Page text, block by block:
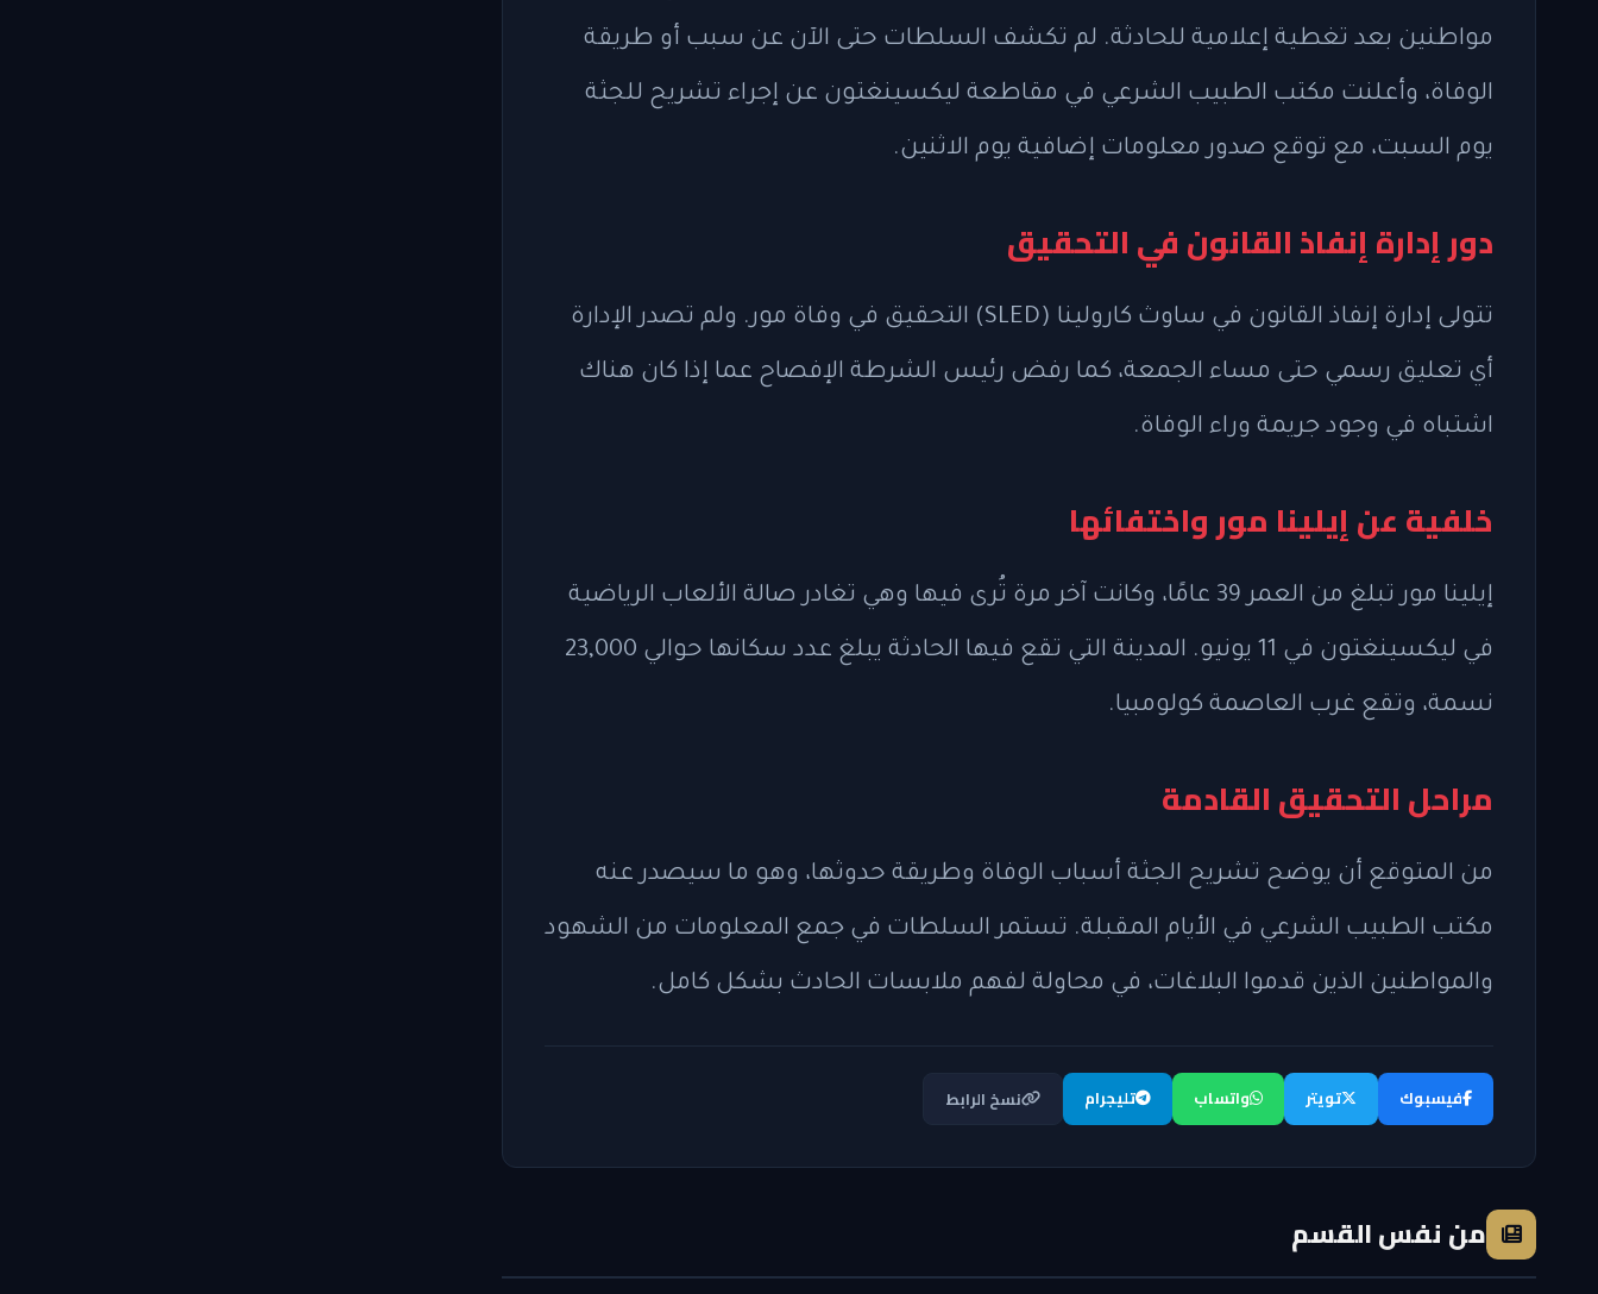
مواطنين بعد تغطية إعلامية للحادثة. لم تكشف السلطات حتى الآن عن سبب أو طريقة
الوفاة، وأعلنت مكتب الطبيب الشرعي في مقاطعة ليكسينغتون عن إجراء تشريح للجثة
يوم السبت، مع توقع صدور معلومات إضافية يوم الاثنين.
دور إدارة إنفاذ القانون في التحقيق
تتولى إدارة إنفاذ القانون في ساوث كارولينا (SLED) التحقيق في وفاة مور. ولم تصدر الإدارة
أي تعليق رسمي حتى مساء الجمعة، كما رفض رئيس الشرطة الإفصاح عما إذا كان هناك
اشتباه في وجود جريمة وراء الوفاة.
خلفية عن إيلينا مور واختفائها
إيلينا مور تبلغ من العمر 39 عامًا، وكانت آخر مرة تُرى فيها وهي تغادر صالة الألعاب الرياضية
في ليكسينغتون في 11 يونيو. المدينة التي تقع فيها الحادثة يبلغ عدد سكانها حوالي 23,000
نسمة، وتقع غرب العاصمة كولومبيا.
مراحل التحقيق القادمة
من المتوقع أن يوضح تشريح الجثة أسباب الوفاة وطريقة حدوثها، وهو ما سيصدر عنه
مكتب الطبيب الشرعي في الأيام المقبلة. تستمر السلطات في جمع المعلومات من الشهود
والمواطنين الذين قدموا البلاغات، في محاولة لفهم ملابسات الحادث بشكل كامل.
فيسبوك تويتر واتساب تليجرام نسخ الرابط
من نفس القسم